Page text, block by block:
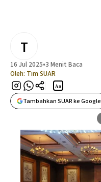
T
16 Jul 2025•3 Menit Baca
Oleh: Tim SUAR
Aa
Tambahkan SUAR ke Google